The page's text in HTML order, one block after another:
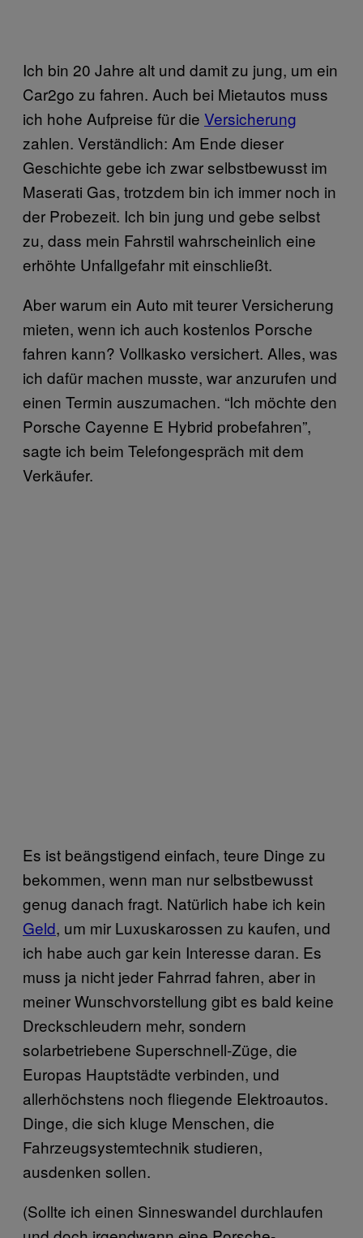
Ich bin 20 Jahre alt und damit zu jung, um ein
Car2go zu fahren. Auch bei Mietautos muss
ich hohe Aufpreise für die Versicherung
zahlen. Verständlich: Am Ende dieser
Geschichte gebe ich zwar selbstbewusst im
Maserati Gas, trotzdem bin ich immer noch in
der Probezeit. Ich bin jung und gebe selbst
zu, dass mein Fahrstil wahrscheinlich eine
erhöhte Unfallgefahr mit einschließt.
Aber warum ein Auto mit teurer Versicherung
mieten, wenn ich auch kostenlos Porsche
fahren kann? Vollkasko versichert. Alles, was
ich dafür machen musste, war anzurufen und
einen Termin auszumachen. “Ich möchte den
Porsche Cayenne E Hybrid probefahren”,
sagte ich beim Telefongespräch mit dem
Verkäufer.
Es ist beängstigend einfach, teure Dinge zu
bekommen, wenn man nur selbstbewusst
genug danach fragt. Natürlich habe ich kein
Geld, um mir Luxuskarossen zu kaufen, und
ich habe auch gar kein Interesse daran. Es
muss ja nicht jeder Fahrrad fahren, aber in
meiner Wunschvorstellung gibt es bald keine
Dreckschleudern mehr, sondern
solarbetriebene Superschnell-Züge, die
Europas Hauptstädte verbinden, und
allerhöchstens noch fliegende Elektroautos.
Dinge, die sich kluge Menschen, die
Fahrzeugsystemtechnik studieren,
ausdenken sollen.
(Sollte ich einen Sinneswandel durchlaufen